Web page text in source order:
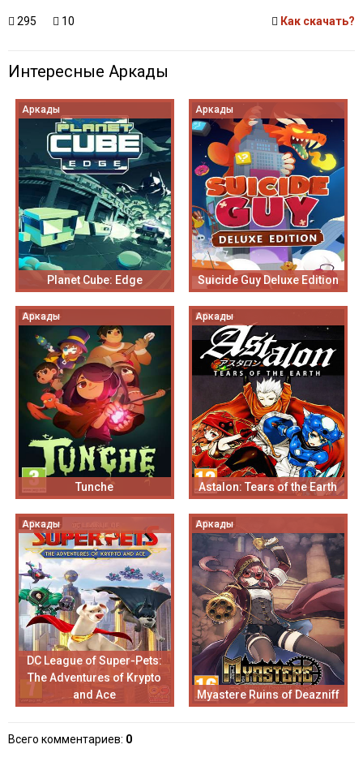
295 10 Как скачать?
Интересные Аркады
Аркады
Planet Cube: Edge
Аркады
Suicide Guy Deluxe Edition
Аркады
Tunche
Аркады
Astalon: Tears of the Earth
Аркады
DC League of Super-Pets:
The Adventures of Krypto
and Ace
Аркады
Myastere Ruins of Deazniff
Всего комментариев: 0